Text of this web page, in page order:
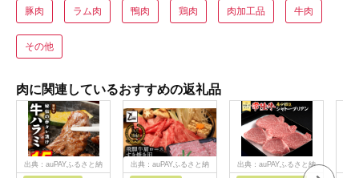
豚肉 ラム肉 鴨肉 鶏肉 肉加工品 牛肉
その他
肉に関連しているおすすめの返礼品
出典：auPAYふるさと納
出典：auPAYふるさと納
出典：auPAYふるさと納